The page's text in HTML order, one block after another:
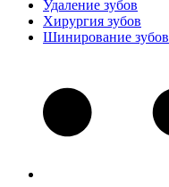
Удаление зубов
Хирургия зубов
Шинирование зубов